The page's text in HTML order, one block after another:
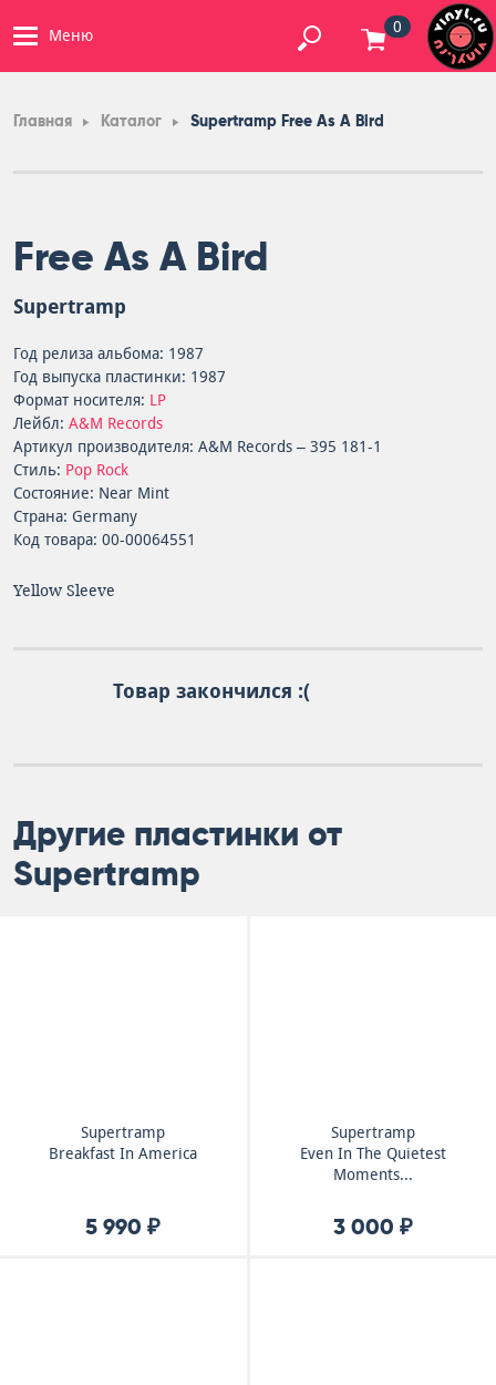
Меню 0
Главная Каталог Supertramp Free As A Bird
Free As A Bird
Supertramp
Год релиза альбома: 1987
Год выпуска пластинки: 1987
Формат носителя: LP
Лейбл: A&M Records
Артикул производителя: A&M Records – 395 181-1
Стиль: Pop Rock
Состояние: Near Mint
Страна: Germany
Код товара: 00-00064551
Yellow Sleeve
Товар закончился :(
Другие пластинки от
Supertramp
Supertramp
Breakfast In America
5 990 ₽
Supertramp
Even In The Quietest
Moments...
3 000 ₽